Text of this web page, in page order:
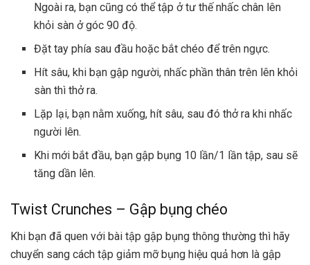
Ngoài ra, bạn cũng có thể tập ở tư thế nhấc chân lên
khỏi sàn ở góc 90 độ.
Đặt tay phía sau đầu hoặc bắt chéo để trên ngực.
Hít sâu, khi bạn gập người, nhấc phần thân trên lên khỏi
sàn thì thở ra.
Lặp lại, bạn nằm xuống, hít sâu, sau đó thở ra khi nhấc
người lên.
Khi mới bắt đầu, bạn gập bụng 10 lần/1 lần tập, sau sẽ
tăng dần lên.
Twist Crunches – Gập bụng chéo
Khi bạn đã quen với bài tập gập bụng thông thường thì hãy
chuyển sang cách tập giảm mỡ bụng hiệu quả hơn là gập